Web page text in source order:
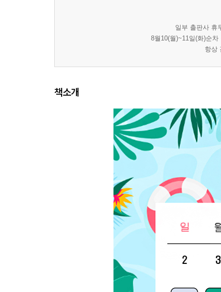
일부 출판사 휴
8월10(월)~11일(화)순
항상
책소개